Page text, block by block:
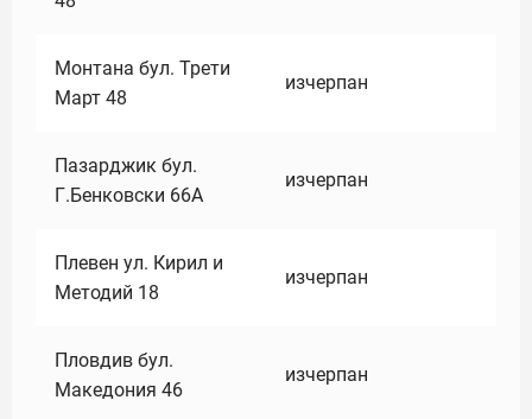
Монтана бул. Трети
Март 48
изчерпан
Пазарджик бул.
Г.Бенковски 66А
изчерпан
Плевен ул. Кирил и
Методий 18
изчерпан
Пловдив бул.
Македония 46
изчерпан